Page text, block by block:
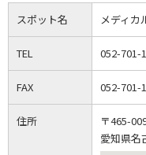
スポット名 メディカ
TEL 052-701-
FAX 052-701-
住所
〒465-
愛知県名